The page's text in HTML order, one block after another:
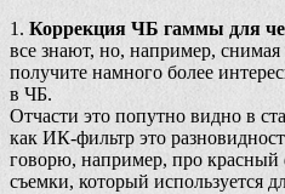
1. Коррекция ЧБ гаммы для
все знают, но, например,
получите намного более
в ЧБ.
Отчасти это попутно видно в
как ИК-фильтр это
говорю, например, про красный
съемки, который используется